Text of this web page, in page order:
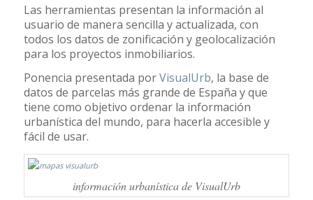
Las herramientas presentan la información al
usuario de manera sencilla y actualizada, con
todos los datos de zonificación y geolocalización
para los proyectos inmobiliarios.
Ponencia presentada porVisualUrb, la base de
datos de parcelas más grande de España y que
tiene como objetivo ordenar la información
urbanística del mundo, para hacerla accesible y
fácil de usar.
información urbanística de VisualUrb